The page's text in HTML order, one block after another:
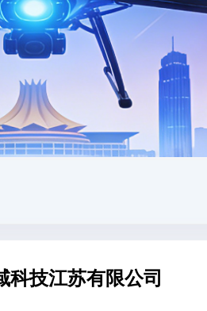
科技江苏有限公司